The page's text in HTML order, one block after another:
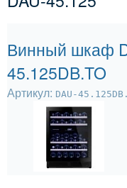
Винный шкаф
45.125DB.TO
Артикул: DAU-